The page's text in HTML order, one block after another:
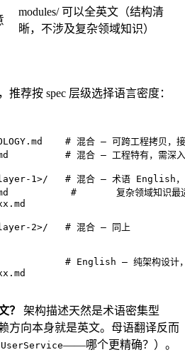
modules/ 可以全英文（结构清
晰，不涉及复杂领域知识）
荐按 spec 层级选择语言密度：
# 混合 — 可跨工程拷贝，
# 混合 — 工程特有，需深入
1>/   # 混合 — 术语 English，
#       复杂领域知识最适
2>/   # 混合 — 同上
# English — 纯架构设计，
？
架构描述天然是术语密集型
向本身就是英文。母语翻译反而
UserService——哪个更精确？）。